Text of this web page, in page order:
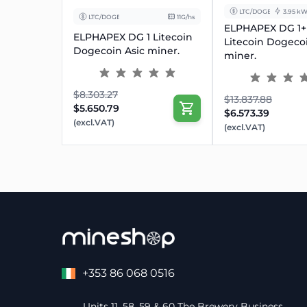
LTC/DOGE 11G/hs
ELPHAPEX DG 1 Litecoin
Dogecoin Asic miner.
$8.303.27
$5.650.79
(excl.VAT)
LTC/DOGE 3.95 kW
ELPHAPEX DG
Litecoin
miner.
$13.837.88
$6.573.39
(excl.VAT)
+353 86 068 0516